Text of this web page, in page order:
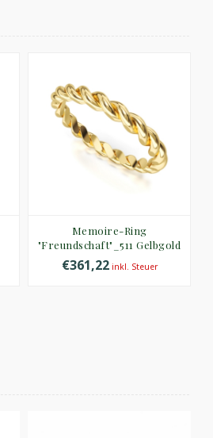
Memoire-Ring
"Freundschaft"_511 Gelbgold
€361,22inkl. Steuer